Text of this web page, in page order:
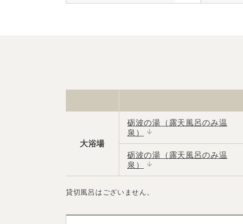
大浴場
砺波の湯（露天風呂のみ温
泉）
砺波の湯（露天風呂のみ温
泉）
貸切風呂はございません。